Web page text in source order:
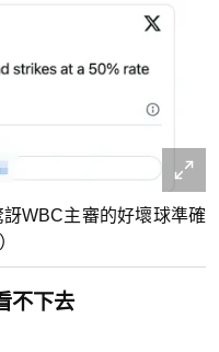
WBC主審的好壞球準確
不下去